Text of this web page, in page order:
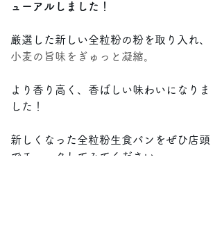
ューアルしました！
厳選した新しい全粒粉の粉を取り入れ、
小麦の旨味をぎゅっと凝縮。
より香り高く、香ばしい味わいになりま
した！
新しくなった全粒粉生食パンをぜひ店頭
でチェックしてみてください。